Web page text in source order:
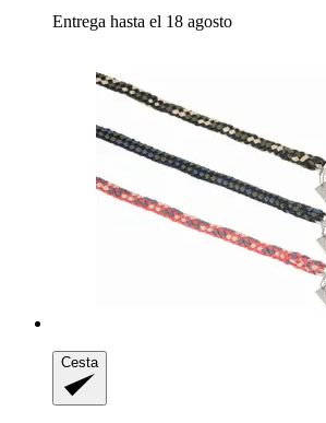
Entrega hasta el 18 agosto
Cesta